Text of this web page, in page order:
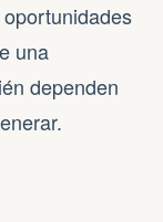
una
dependen